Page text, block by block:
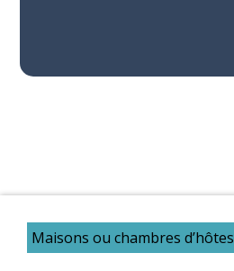
Maisons ou chambres d’hôtes